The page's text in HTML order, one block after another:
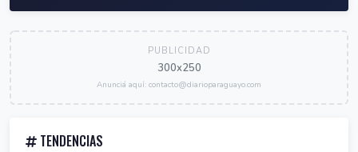
PUBLICIDAD
300x250
Anunciá aquí: contacto@diarioparaguayo.com
TENDENCIAS